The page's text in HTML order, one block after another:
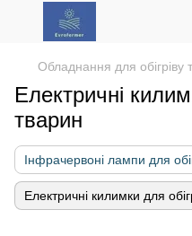
Обладнання для обігріву
Електричні
тварин
Інфрачервоні лампи для
Електричні килимки для